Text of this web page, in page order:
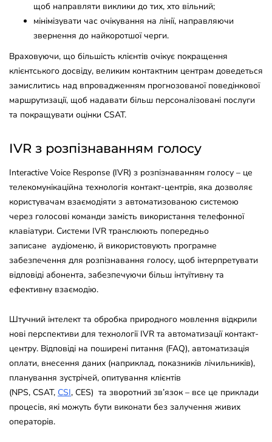
щоб направляти виклики до тих, хто вільний;
мінімізувати час очікування на лінії, направляючи
звернення до найкоротшої черги.
Враховуючи, що більшість клієнтів очікує покращення
клієнтського досвіду, великим контактним центрам доведеться
замислитись над впровадженням прогнозованої поведінкової
маршрутизації, щоб надавати більш персоналізовані послуги
та покращувати оцінки CSAT.
IVR з розпізнаванням голосу
Interactive Voice Response (IVR) з розпізнаванням голосу – це
телекомунікаційна технологія контакт-центрів, яка дозволяє
користувачам взаємодіяти з автоматизованою системою
через голосові команди замість використання телефонної
клавіатури. Системи IVR транслюють попередньо
записане аудіоменю, й використовують програмне
забезпечення для розпізнавання голосу, щоб інтерпретувати
відповіді абонента, забезпечуючи більш інтуїтивну та
ефективну взаємодію.
Штучний інтелект та обробка природного мовлення відкрили
нові перспективи для технології IVR та автоматизації контакт-
центру. Відповіді на поширені питання (FAQ), автоматизація
оплати, внесення даних (наприклад, показників лічильників),
планування зустрічей, опитування клієнтів
(NPS, CSAT, CSI, CES) та зворотний зв’язок – все це приклади
процесів, які можуть бути виконати без залучення живих
операторів.